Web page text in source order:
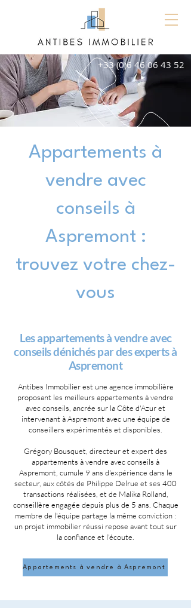
+33 (0)6 46 06 43 52
Appartements à
vendre avec
conseils à
Aspremont :
trouvez votre chez-
vous
Les appartements à vendre avec
conseils dénichés par des experts à
Aspremont
Antibes Immobilier est une agence immobilière
proposant les meilleurs appartements à vendre
avec conseils, ancrée sur la Côte d'Azur et
intervenant à Aspremont avec une équipe de
conseillers expérimentés et disponibles.
Grégory Bousquet, directeur et expert des
appartements à vendre avec conseils à
Aspremont, cumule 9 ans d'expérience dans le
secteur, aux côtés de Philippe Delrue et ses 400
transactions réalisées, et de Malika Rolland,
conseillère engagée depuis plus de 5 ans. Chaque
membre de l'équipe partage la même conviction :
un projet immobilier réussi repose avant tout sur
la confiance et l'écoute.
Appartements à vendre à Aspremont